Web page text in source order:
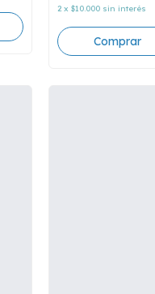
2 x $10.000 sin interés